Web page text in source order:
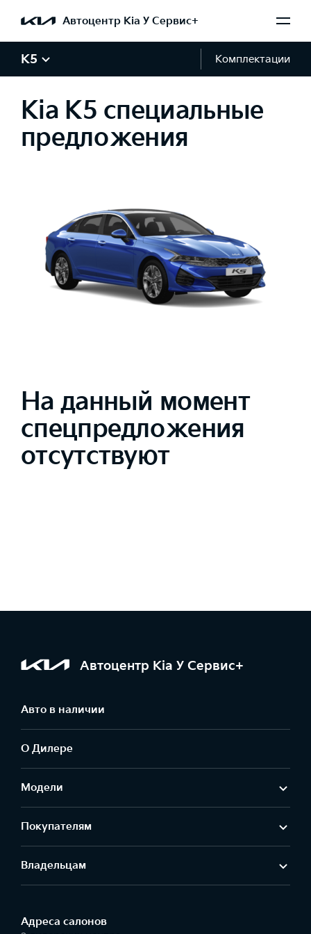
Автоцентр Kia У Сервис+
K5 Комплектации
Kia K5 специальные
предложения
На данный момент
спецпредложения
отсутствуют
Автоцентр Kia У Сервис+
Авто в наличии
О Дилере
Модели
Покупателям
Владельцам
Адреса салонов